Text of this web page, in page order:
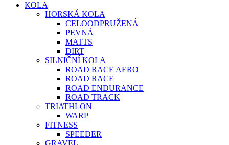
KOLA
HORSKÁ KOLA
CELOODPRUŽENÁ
PEVNÁ
MATTS
DIRT
SILNIČNÍ KOLA
ROAD RACE AERO
ROAD RACE
ROAD ENDURANCE
ROAD TRACK
TRIATHLON
WARP
FITNESS
SPEEDER
GRAVEL